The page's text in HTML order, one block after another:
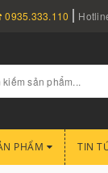
0935.333.110
PHẨM TIN